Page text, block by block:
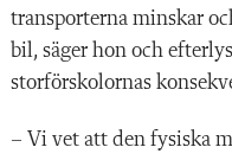
transporterna minskar
bil, säger hon och
storförskolornas
– Vi vet att den fysiska